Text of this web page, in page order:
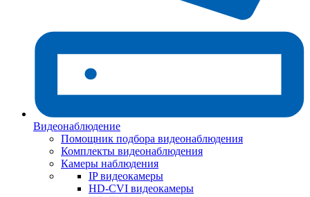
Видеонаблюдение
Помощник подбора видеонаблюдения
Комплекты видеонаблюдения
Камеры наблюдения
IP видеокамеры
HD-CVI видеокамеры